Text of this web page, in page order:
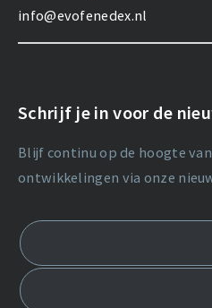
info@evofenedex.nl
Schrijf je in voor de
Blijf continu op de hoogte
ontwikkelingen via onze